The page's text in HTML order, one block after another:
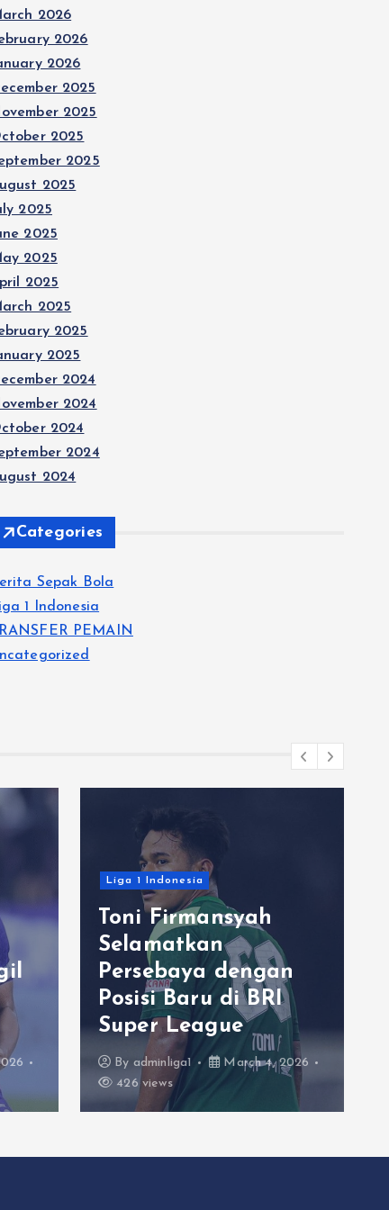
2026
2026
2026
2025
2025
2025
2025
2025
2025
2025
2025
2025
2025
2025
2025
2024
2024
2024
2024
2024
Categories
Sepak Bola
1 Indonesia
PEMAIN
Liga 1 Indonesia
Toni Firmansyah
Selamatkan
Persebaya dengan
Posisi Baru di BRI
Super League
By adminliga1
March 4, 2026
426 views